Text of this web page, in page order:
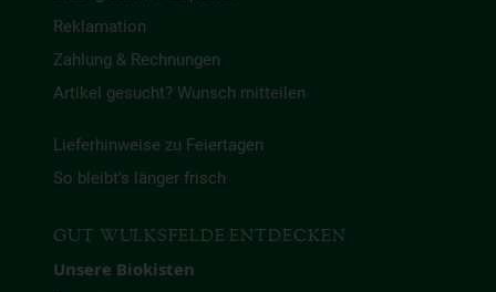
Reklamation
Zahlung & Rechnungen
Artikel gesucht? Wunsch mitteilen
Lieferhinweise zu Feiertagen
So bleibt’s länger frisch
GUT WULKSFELDE ENTDECKEN
Unsere Biokisten